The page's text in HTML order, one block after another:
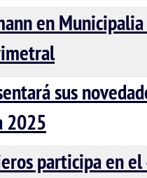
en
sus
2025
participa en